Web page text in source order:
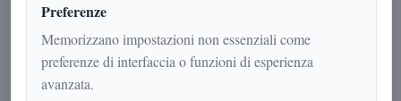
Preferenze
Memorizzano impostazioni non essenziali come
preferenze di interfaccia o funzioni di esperienza
avanzata.